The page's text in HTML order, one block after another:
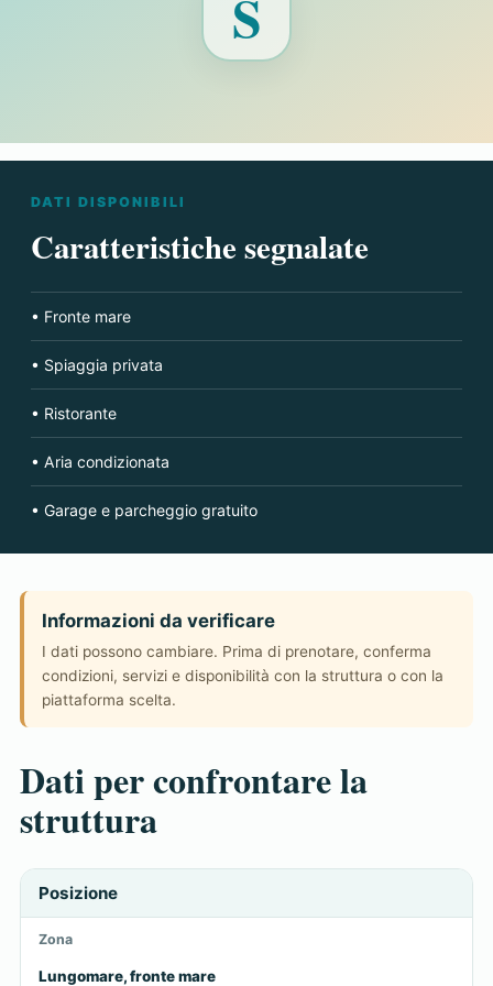
S
disponibile
DATI DISPONIBILI
Caratteristiche segnalate
• Fronte mare
• Spiaggia privata
• Ristorante
• Aria condizionata
• Garage e parcheggio gratuito
Informazioni da verificare
I dati possono cambiare. Prima di prenotare, conferma
condizioni, servizi e disponibilità con la struttura o con la
piattaforma scelta.
Dati per confrontare la
struttura
Posizione
Zona
Lungomare, fronte mare